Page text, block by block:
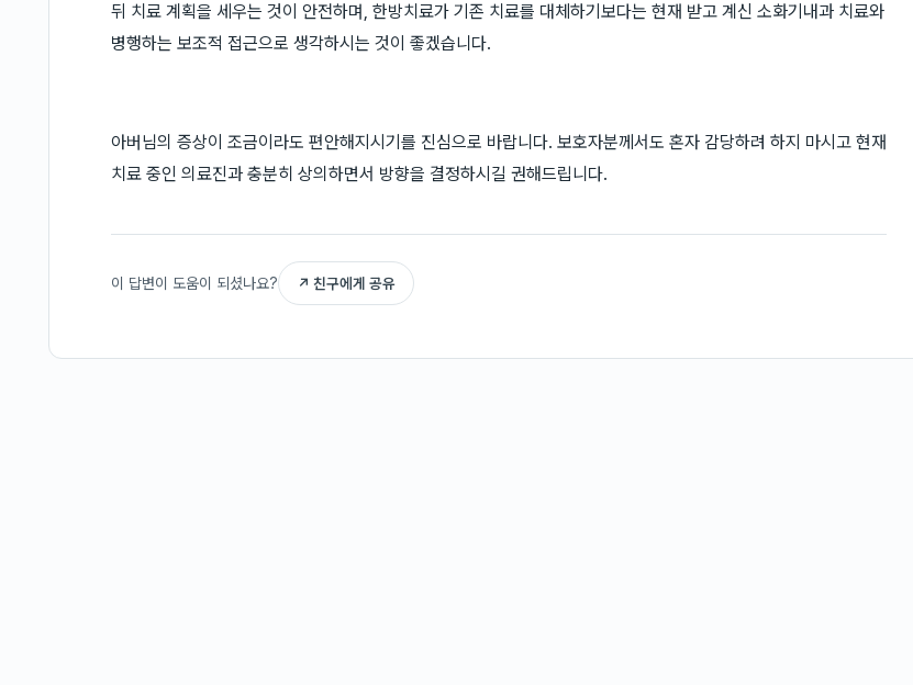
뒤 치료 계획을 세우는 것이 안전하며, 한방치료가 기존 치료를 대체하기보다는 현재 받고 계신 소화기내과 치료와
병행하는 보조적 접근으로 생각하시는 것이 좋겠습니다.
아버님의 증상이 조금이라도 편안해지시기를 진심으로 바랍니다. 보호자분께서도 혼자 감당하려 하지 마시고 현재
치료 중인 의료진과 충분히 상의하면서 방향을 결정하시길 권해드립니다.
이 답변이 도움이 되셨나요? ↗ 친구에게 공유